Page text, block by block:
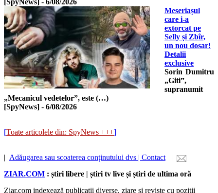
[SpyNews] - 6/08/2026
Meseriașul
care i-a
extorcat pe
Selly și Zbîr,
un nou dosar!
Detalii
exclusive
Sorin Dumitru
„Giti”,
supranumit
„Mecanicul vedetelor”, este (…)
[SpyNews] - 6/08/2026
[Toate articolele din: SpyNews +++]
| Adăugarea sau scoaterea conținutului dvs | Contact |
ZIAR.COM : știri libere | știri tv live și știri de ultima oră
Ziar.com indexează publicații diverse, ziare și reviste cu poziții